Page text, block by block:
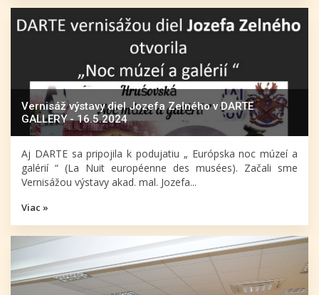
Vernisáž výstavy diel Jozefa Zelného v DARTE
GALLERY - 16.5.2024
Aj DARTE sa pripojila k podujatiu „ Európska noc múzeí a
galérií “ (La Nuit européenne des musées). Začali sme
Vernisážou výstavy akad. mal. Jozefa...
Viac »